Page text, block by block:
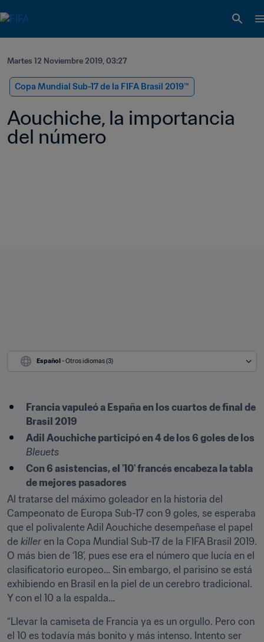
Martes 12 Noviembre 2019, 03:27
Copa Mundial Sub-17 de la FIFA Brasil 2019™
Aouchiche, la importancia
del número
Español - Otros idiomas (3)
Francia vapuleó a España en los cuartos de final de
Brasil 2019
Bleuets
Con 6 asistencias, el '10' francés encabeza la tabla
de mejores pasadores
Al tratarse del máximo goleador en la historia del
Campeonato de Europa Sub-17 con 9 goles, se esperaba
que el polivalente Adil Aouchiche desempeñase el papel
de killer en la Copa Mundial Sub-17 de la FIFA Brasil 2019.
O más bien de ‘18’, pues ese era el número que lucía en el
clasificatorio europeo… Sin embargo, el parisino se está
exhibiendo en Brasil en la piel de un cerebro tradicional.
Y con el 10 a la espalda…
“Llevar la camiseta de Francia ya es un orgullo. Pero con
el 10 es todavía más bonito y más intenso. Intento ser